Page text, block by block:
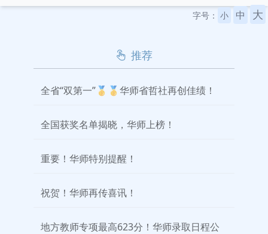
字号： 小 中 大
推荐
全省“双第一”🥇🥇华师省哲社再创佳绩！
全国获奖名单揭晓，华师上榜！
重要！华师特别提醒！
祝贺！华师再传喜讯！
地方教师专项最高623分！华师录取日程公